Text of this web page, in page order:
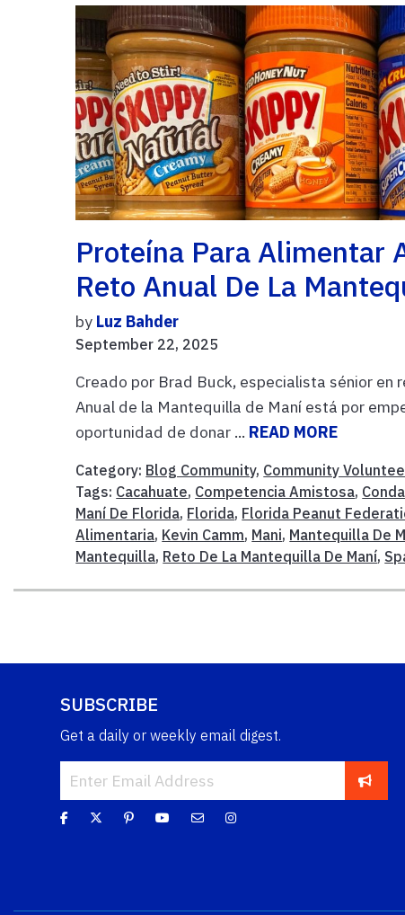
Proteína Para Alimentar
Reto Anual De La
by Luz Bahder
September 22, 2025
Creado por Brad Buck, especialista sénior en
Anual de la Mantequilla de Maní está por
oportunidad de donar ... READ MORE
Category: Blog Community, Community
Tags: Cacahuate, Competencia Amistosa,
Maní De Florida, Florida, Florida Peanut
Alimentaria, Kevin Camm, Mani, Mantequilla De
Mantequilla, Reto De La Mantequilla De Maní,
SUBSCRIBE
Get a daily or weekly email digest.